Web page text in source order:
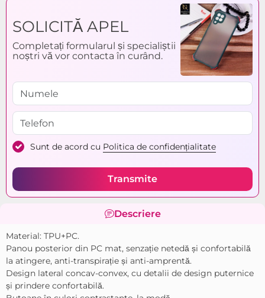
SOLICITĂ APEL
Completați formularul și specialiștii
noștri vă vor contacta în curând.
Sunt de acord cu Politica de confidențialitate
Transmite
Descriere
Material: TPU+PC.
Panou posterior din PC mat, senzație netedă și confortabilă
la atingere, anti-transpirație și anti-amprentă.
Design lateral concav-convex, cu detalii de design puternice
și prindere confortabilă.